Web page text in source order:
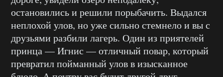
остановились и решили порыбачить. Выдался
неплохой улов, но уже сильно стемнело и вы с
друзьями разбили лагерь. Один из приятелей
принца — Игнис — отличный повар, который
превратил пойманный улов в изысканное